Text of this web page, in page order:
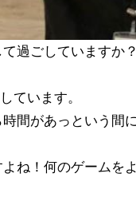
過ごしていますか？
ています。
間があっという間
ね！何のゲームを